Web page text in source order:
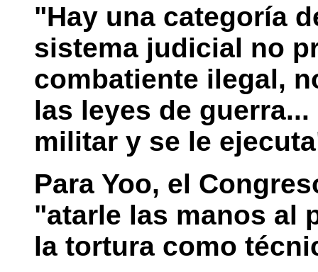
"Hay una categoría
sistema judicial no
combatiente ilegal,
las leyes de
militar y se le
Para Yoo, el
"atarle las manos al
la tortura como